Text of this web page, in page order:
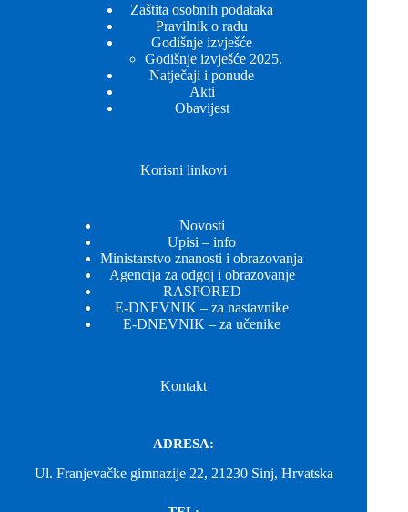
Zaštita osobnih podataka
Pravilnik o radu
Godišnje izvješće
Godišnje izvješće 2025.
Natječaji i ponude
Akti
Obavijest
Korisni linkovi
Novosti
Upisi – info
Ministarstvo znanosti i obrazovanja
Agencija za odgoj i obrazovanje
RASPORED
E-DNEVNIK – za nastavnike
E-DNEVNIK – za učenike
Kontakt
ADRESA:
Ul. Franjevačke gimnazije 22, 21230 Sinj, Hrvatska